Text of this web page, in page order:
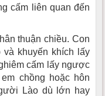
cấm liên quan đến
thuận chiều. Con
khuyến khích lấy
cấm lấy ngược
chồng hoặc hôn
Lào dù lớn hay